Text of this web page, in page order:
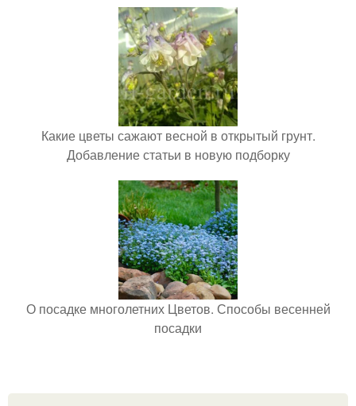
Какие цветы сажают весной в открытый грунт.
Добавление статьи в новую подборку
О посадке многолетних Цветов. Способы весенней
посадки